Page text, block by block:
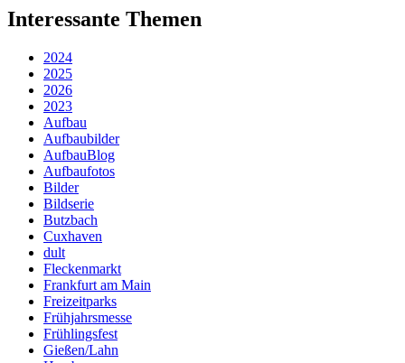
Interessante Themen
2024
2025
2026
2023
Aufbau
Aufbaubilder
AufbauBlog
Aufbaufotos
Bilder
Bildserie
Butzbach
Cuxhaven
dult
Fleckenmarkt
Frankfurt am Main
Freizeitparks
Frühjahrsmesse
Frühlingsfest
Gießen/Lahn